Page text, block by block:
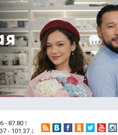
- 87.80
- 101.37